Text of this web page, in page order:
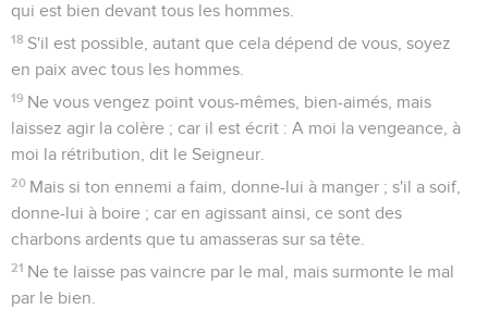
qui est bien devant tous les hommes.
18 S'il est possible, autant que cela dépend de vous, soyez
en paix avec tous les hommes.
19 Ne vous vengez point vous-mêmes, bien-aimés, mais
laissez agir la colère ; car il est écrit : A moi la vengeance, à
moi la rétribution, dit le Seigneur.
20 Mais si ton ennemi a faim, donne-lui à manger ; s'il a soif,
donne-lui à boire ; car en agissant ainsi, ce sont des
charbons ardents que tu amasseras sur sa tête.
21 Ne te laisse pas vaincre par le mal, mais surmonte le mal
par le bien.